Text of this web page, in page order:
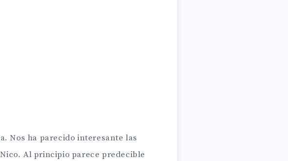
Nos ha parecido interesante las
Al principio parece predecible